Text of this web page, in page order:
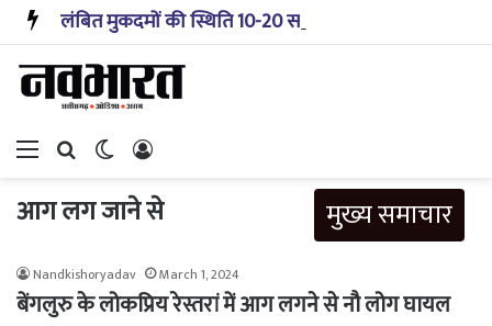
Menu Search forSwitch skin
आग लग जाने से मुख्य समाचार
Nandkishoryadav March 1, 2024
बेंगलुरु के लोकप्रिय रेस्तरां में आग लगने से नौ लोग घायल